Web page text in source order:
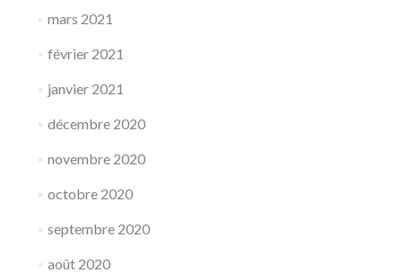
mars 2021
février 2021
janvier 2021
décembre 2020
novembre 2020
octobre 2020
septembre 2020
août 2020